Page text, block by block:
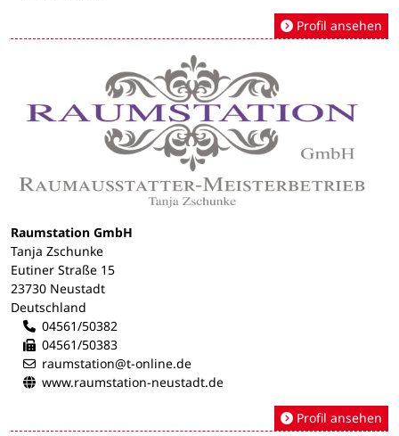
Profil ansehen
Raumstation GmbH
Tanja Zschunke
Eutiner Straße 15
23730 Neustadt
Deutschland
04561/50382
04561/50383
raumstation@t-online.de
www.raumstation-neustadt.de
Profil ansehen